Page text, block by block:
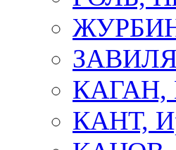
КАГАН,
КАНТ,